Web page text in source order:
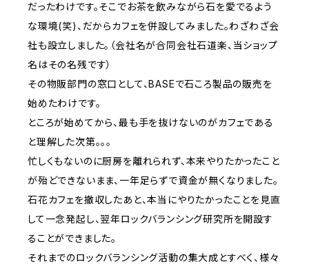
だったわけです。そこでお茶を飲みながら石を愛でるよう
な環境(笑)、だからカフェを併設してみました。わざわざ会
社も設立しました。（会社名が合同会社石道楽、当ショップ
名はその名残です）
その物販部門の窓口として、BASEで石ころ製品の販売を
始めたわけです。
ところが始めてから、最も手を抜けないのがカフェである
と理解した次第。。。
忙しくもないのに厨房を離れられず、本来やりたかったこと
が殆どできないまま、一年足らずで資金が無くなりました。
石花カフェを撤収したあと、本当にやりたかったことを見直
して一念発起し、翌年ロックバランシング研究所を開設す
ることができました。
それまでのロックバランシング活動の集大成とすべく、様々